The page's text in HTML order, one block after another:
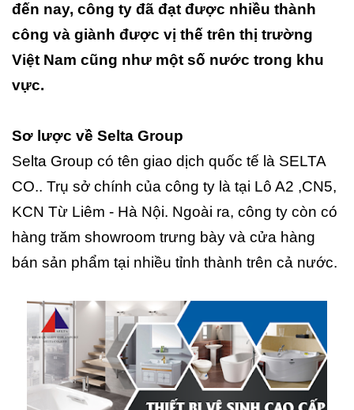
đến nay, công ty đã đạt được nhiều thành
công và giành được vị thế trên thị trường
Việt Nam cũng như một số nước trong khu
vực.
Sơ lược về Selta Group
Selta Group có tên giao dịch quốc tế là SELTA
CO.. Trụ sở chính của công ty là tại Lô A2 ,CN5,
KCN Từ Liêm - Hà Nội. Ngoài ra, công ty còn có
hàng trăm showroom trưng bày và cửa hàng
bán sản phẩm tại nhiều tỉnh thành trên cả nước.